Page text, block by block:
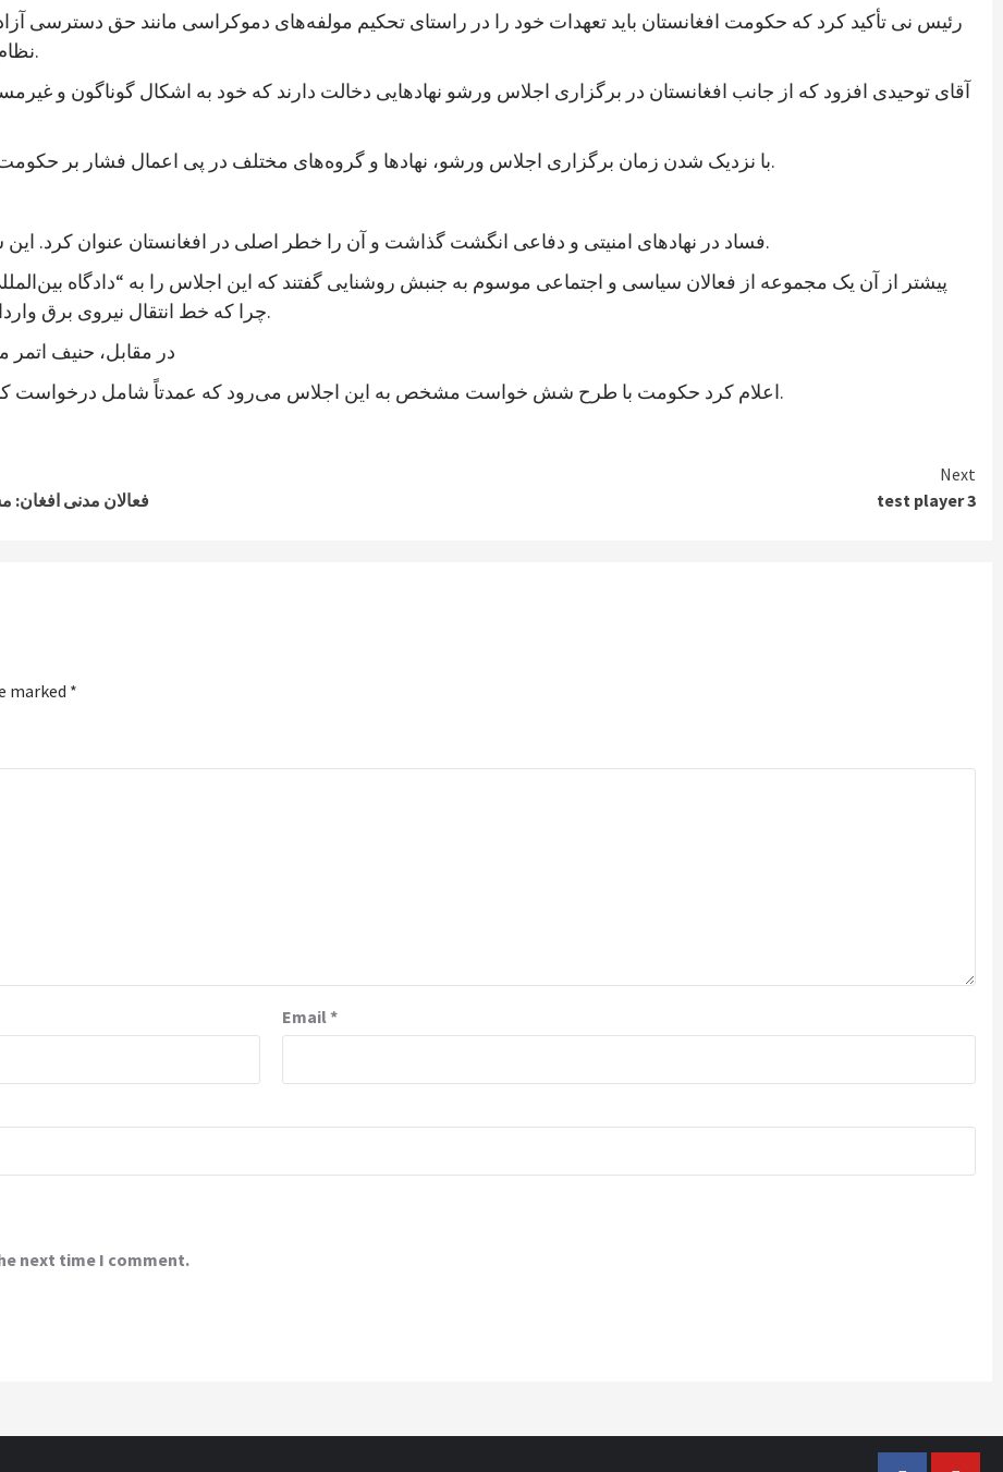
رئیس نی تأکید کرد که حکومت افغانستان باید تعهدات خود را در راستای تحکیم مولفه‌های دموکراسی مانند حق دسترسی
نظام انتخاباتی، برگزاری انتخابات و مبارزه با فساد عملی کند.
آقای توحیدی افزود که از جانب افغانستان در برگزاری اجلاس ورشو نهادهایی دخالت دارند که خود به اشکال گوناگون و
با نزدیک شدن زمان برگزاری اجلاس ورشو، نهادها و گروه‌های مختلف در پی اعمال فشار بر حکومت افغانستان برآمده‌اند تا به مسائل داخلی بیشتر توجه کند.
فساد در نهادهای امنیتی و دفاعی انگشت گذاشت و آن را خطر اصلی در افغانستان عنوان کرد. این سازمان از حکومت خواست که به این امر توجه جدی کند.
پیشتر از آن یک مجموعه از فعالان سیاسی و اجتماعی موسوم به جنبش روشنایی گفتند که این اجلاس را به “دادگاه
چرا که خط انتقال نیروی برق وارداتی موسوم به ۵۰۰ ترکمنستان را از بامیان نکشیده است.
در مقابل، حنیف اتمر
اعلام کرد حکومت با طرح شش خواست مشخص به این اجلاس می‌رود که عمدتاً شامل درخواست کمک برای تقویت و تجهیز نیروهای مسلح افغانستان است.
فعالان مدنی افغان:
Next
test player 3
marked *
Email*
next time I comment.